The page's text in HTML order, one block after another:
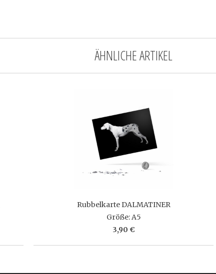
ÄHNLICHE ARTIKEL
Rubbelkarte DALMATINER
Größe: A5
3,90 €